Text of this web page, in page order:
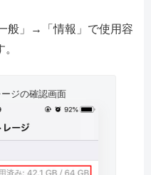
般」→「情報」で使用容
ジの確認画面